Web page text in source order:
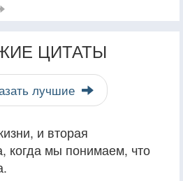
ЦИТАТЫ
лучшие
и вторая
когда мы понимаем, что